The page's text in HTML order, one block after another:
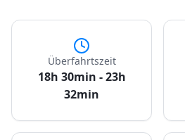
Überfahrtszeit
18h 30min - 23h
32min